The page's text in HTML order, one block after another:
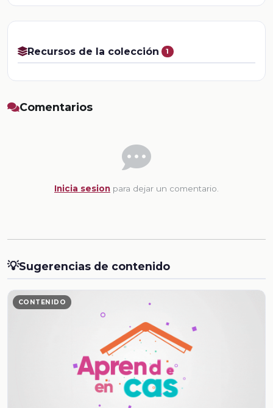
Recursos de la colección 1
Comentarios
Inicia sesion para dejar un comentario.
💡Sugerencias de contenido
CONTENIDO